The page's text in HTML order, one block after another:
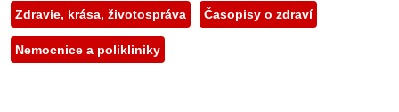
Zdravie, krása, životospráva Časopisy o zdraví
Nemocnice a polikliniky